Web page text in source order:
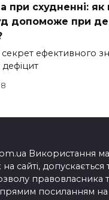
при схудненні: як
допоможе при
ефективного
Використання
сайті, допускається
правовласника
посиланням на